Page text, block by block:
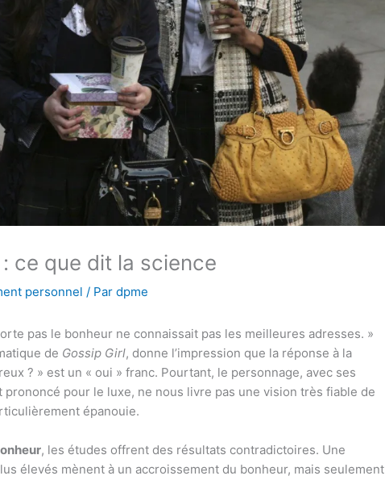
ce que dit la science
personnel / Par dpme
pas le bonheur ne connaissait pas les meilleures adresses. »
de Gossip Girl, donne l’impression que la réponse à la
? » est un « oui » franc. Pourtant, le personnage, avec ses
prononcé pour le luxe, ne nous livre pas une vision très fiable de
épanouie.
, les études offrent des résultats contradictoires. Une
élevés mènent à un accroissement du bonheur, mais seulement